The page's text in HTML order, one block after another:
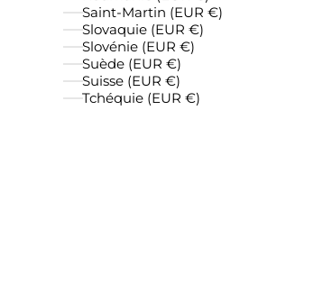
Saint-Martin (EUR €)
Slovaquie (EUR €)
Slovénie (EUR €)
Suède (EUR €)
Suisse (EUR €)
Tchéquie (EUR €)